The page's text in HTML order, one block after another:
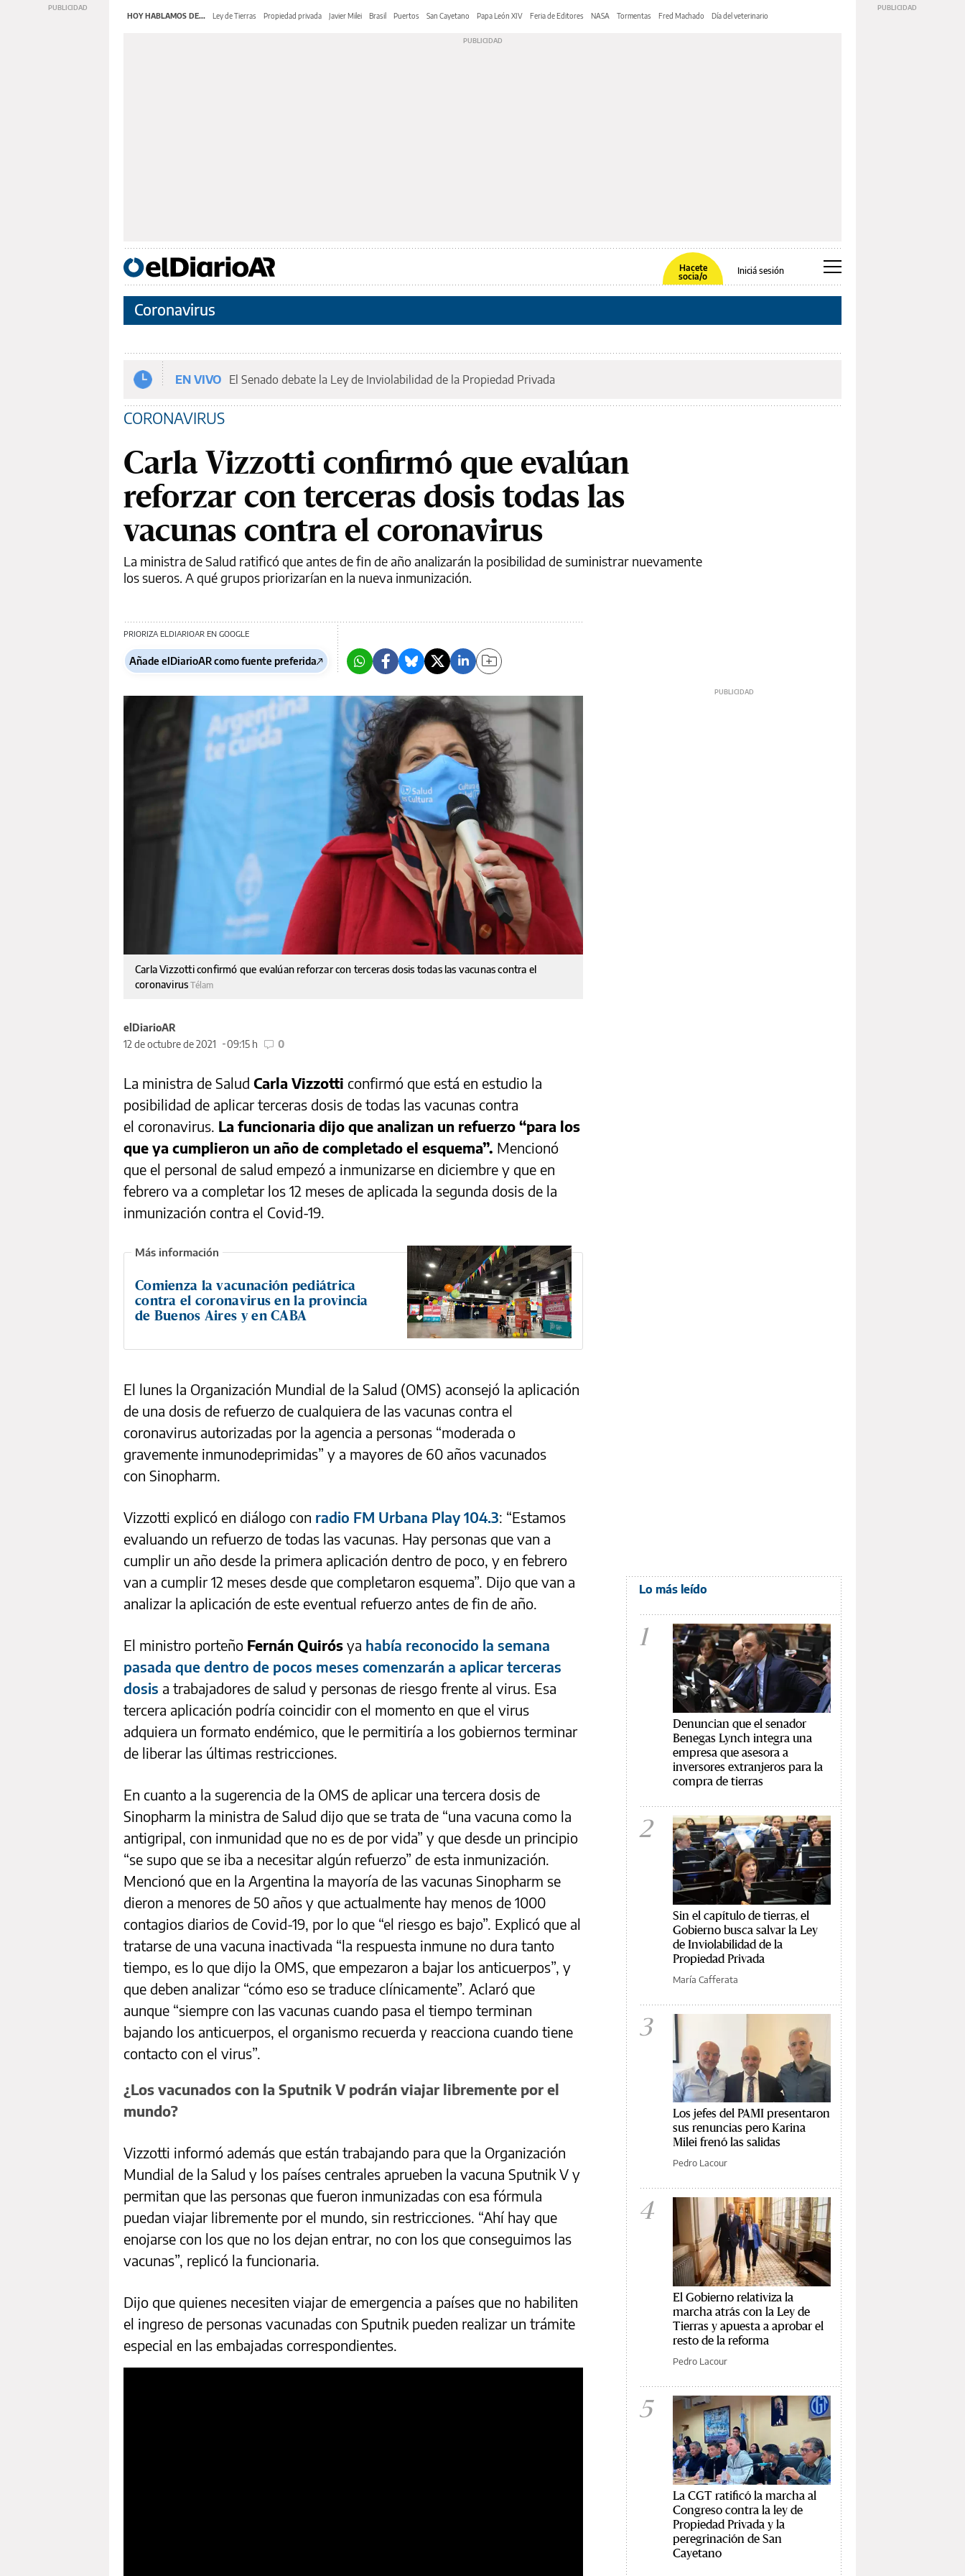
HOY HABLAMOS DE... Ley de Tierras Propiedad privada Javier Milei Brasil Puertos San Cayetano Papa León XIV Feria de Editores NASA Tormentas Fred Machado Día del veterinario
Hacete
socia/o
Iniciá sesión
Coronavirus
EN VIVO El Senado debate la Ley de Inviolabilidad de la Propiedad Privada
CORONAVIRUS
Carla Vizzotti confirmó que evalúan
reforzar con terceras dosis todas las
vacunas contra el coronavirus
La ministra de Salud ratificó que antes de fin de año analizarán la posibilidad de suministrar nuevamente
los sueros. A qué grupos priorizarían en la nueva inmunización.
PRIORIZA ELDIARIOAR EN GOOGLE
Añade elDiarioAR como fuente preferida
Carla Vizzotti confirmó que evalúan reforzar con terceras dosis todas las vacunas contra el
coronavirusTélam
elDiarioAR
12 de octubre de 2021
09:15 h 0
La ministra de Salud Carla Vizzotti confirmó que está en estudio la
posibilidad de aplicar terceras dosis de todas las vacunas contra
el coronavirus. La funcionaria dijo que analizan un refuerzo “para los
que ya cumplieron un año de completado el esquema”. Mencionó
que el personal de salud empezó a inmunizarse en diciembre y que en
febrero va a completar los 12 meses de aplicada la segunda dosis de la
inmunización contra el Covid-19.
Comienza la vacunación pediátrica
contra el coronavirus en la provincia
de Buenos Aires y en CABA
El lunes la Organización Mundial de la Salud (OMS) aconsejó la aplicación
de una dosis de refuerzo de cualquiera de las vacunas contra el
coronavirus autorizadas por la agencia a personas “moderada o
gravemente inmunodeprimidas” y a mayores de 60 años vacunados
con Sinopharm.
Vizzotti explicó en diálogo con radio FM Urbana Play 104.3: “Estamos
evaluando un refuerzo de todas las vacunas. Hay personas que van a
cumplir un año desde la primera aplicación dentro de poco, y en febrero
van a cumplir 12 meses desde que completaron esquema”. Dijo que van a
analizar la aplicación de este eventual refuerzo antes de fin de año.
El ministro porteño Fernán Quirós ya había reconocido la semana
pasada que dentro de pocos meses comenzarán a aplicar terceras
dosis a trabajadores de salud y personas de riesgo frente al virus. Esa
tercera aplicación podría coincidir con el momento en que el virus
adquiera un formato endémico, que le permitiría a los gobiernos terminar
de liberar las últimas restricciones.
En cuanto a la sugerencia de la OMS de aplicar una tercera dosis de
Sinopharm la ministra de Salud dijo que se trata de “una vacuna como la
antigripal, con inmunidad que no es de por vida” y que desde un principio
“se supo que se iba a necesitar algún refuerzo” de esta inmunización.
Mencionó que en la Argentina la mayoría de las vacunas Sinopharm se
dieron a menores de 50 años y que actualmente hay menos de 1000
contagios diarios de Covid-19, por lo que “el riesgo es bajo”. Explicó que al
tratarse de una vacuna inactivada “la respuesta inmune no dura tanto
tiempo, es lo que dijo la OMS, que empezaron a bajar los anticuerpos”, y
que deben analizar “cómo eso se traduce clínicamente”. Aclaró que
aunque “siempre con las vacunas cuando pasa el tiempo terminan
bajando los anticuerpos, el organismo recuerda y reacciona cuando tiene
contacto con el virus”.
¿Los vacunados con la Sputnik V podrán viajar libremente por el
mundo?
Vizzotti informó además que están trabajando para que la Organización
Mundial de la Salud y los países centrales aprueben la vacuna Sputnik V y
permitan que las personas que fueron inmunizadas con esa fórmula
puedan viajar libremente por el mundo, sin restricciones. “Ahí hay que
enojarse con los que no los dejan entrar, no con los que conseguimos las
vacunas”, replicó la funcionaria.
Dijo que quienes necesiten viajar de emergencia a países que no habiliten
el ingreso de personas vacunadas con Sputnik pueden realizar un trámite
especial en las embajadas correspondientes.
Lo más leído
1
Denuncian que el senador
Benegas Lynch integra una
empresa que asesora a
inversores extranjeros para la
compra de tierras
2
Sin el capítulo de tierras, el
Gobierno busca salvar la Ley
de Inviolabilidad de la
Propiedad Privada
María Cafferata
3
Los jefes del PAMI presentaron
sus renuncias pero Karina
Milei frenó las salidas
Pedro Lacour
4
El Gobierno relativiza la
marcha atrás con la Ley de
Tierras y apuesta a aprobar el
resto de la reforma
Pedro Lacour
5
La CGT ratificó la marcha al
Congreso contra la ley de
Propiedad Privada y la
peregrinación de San
Cayetano